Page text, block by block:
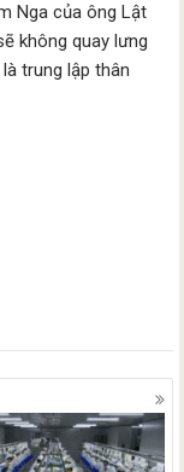
Nga của ông Lật
không quay lưng
trung lập thân